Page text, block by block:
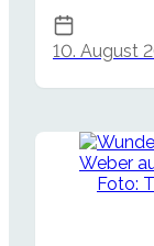
10. August
Foto: